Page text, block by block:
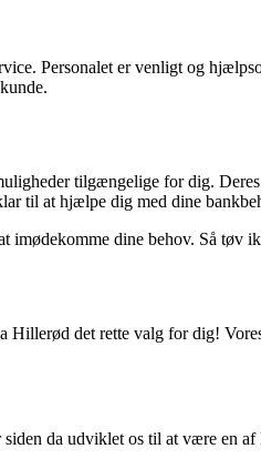
Personalet er venligt og
tilgængelige for dig.
til at hjælpe dig med dine
dine behov. Så tøv
det rette valg for dig!
da udviklet os til at være en af